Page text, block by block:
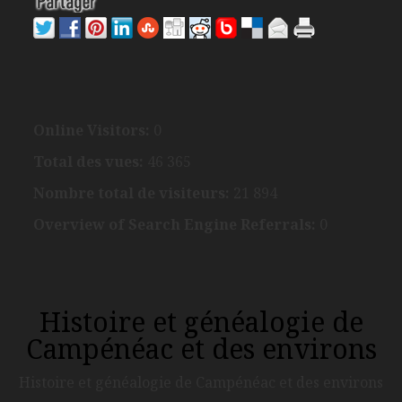
Histoire et généalogie de
Campénéac et des environs